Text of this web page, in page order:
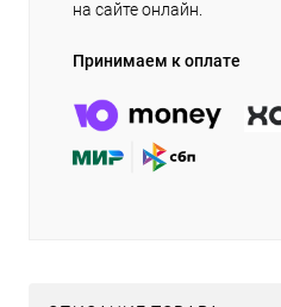
на сайте онлайн.
Принимаем к оплате